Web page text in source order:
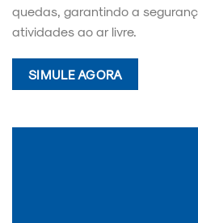
quedas, garantindo a
atividades ao ar livre.
SIMULE AGORA